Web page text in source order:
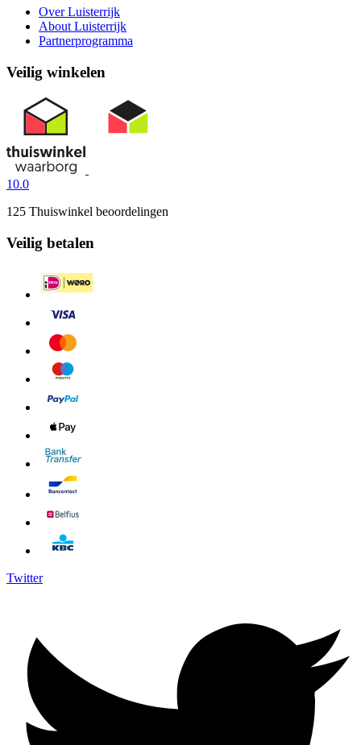
Over Luisterrijk
About Luisterrijk
Partnerprogramma
Veilig winkelen
10.0
125 Thuiswinkel beoordelingen
Veilig betalen
Twitter